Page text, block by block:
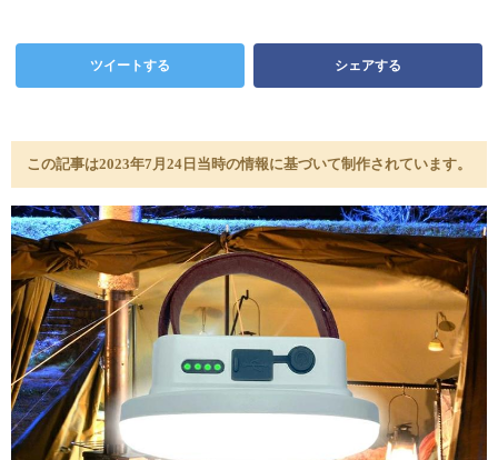
ツイートする シェアする
この記事は2023年7月24日当時の情報に基づいて制作されています。